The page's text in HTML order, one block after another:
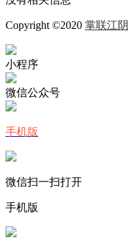
Copyright ©2020 掌联江阴
小程序
微信公众号
手机版
微信扫一扫打开
手机版